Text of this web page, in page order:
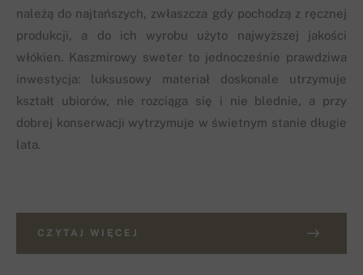
należą do najtańszych, zwłaszcza gdy pochodzą z ręcznej
produkcji, a do ich wyrobu użyto najwyższej jakości
włókien. Kaszmirowy sweter to jednocześnie prawdziwa
inwestycja: luksusowy materiał doskonale utrzymuje
kształt ubiorów, nie rozciąga się i nie blednie, a przy
dobrej konserwacji wytrzymuje w świetnym stanie długie
lata.
CZYTAJ WIĘCEJ